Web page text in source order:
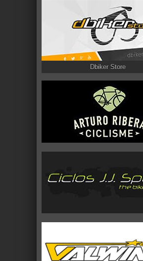
Dbiker Store